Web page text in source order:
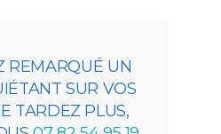
REMARQUÉ UN
SUR VOS
TARDEZ PLUS,